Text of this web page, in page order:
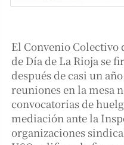
El Convenio Colectivo
de Día de La Rioja se
después de casi un
reuniones en la mesa
convocatorias de
mediación ante la
organizaciones